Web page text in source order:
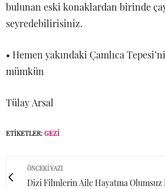
bulunan eski konaklardan birinde
seyredebilirisiniz.
• Hemen yakındaki Çamlıca
mümkün
Tülay Arsal
ETIKETLER: GEZI
ÖNCEKI YAZI
Dizi Filmlerin Aile Hayatına